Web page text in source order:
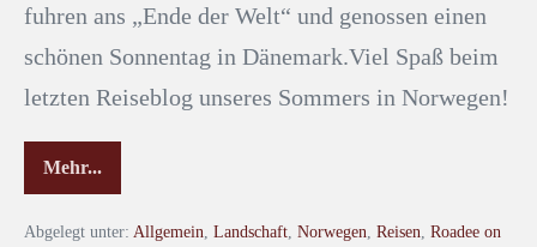
fuhren ans „Ende der Welt“ und genossen einen
schönen Sonnentag in Dänemark.Viel Spaß beim
letzten Reiseblog unseres Sommers in Norwegen!
Mehr...
Abgelegt unter: Allgemein, Landschaft, Norwegen, Reisen, Roadee on